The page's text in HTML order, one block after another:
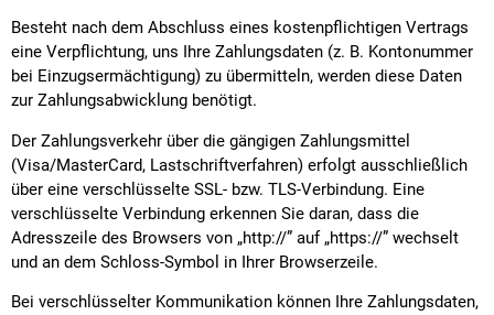
Besteht nach dem Abschluss eines kostenpflichtigen Vertrags
eine Verpflichtung, uns Ihre Zahlungsdaten (z. B. Kontonummer
bei Einzugsermächtigung) zu übermitteln, werden diese Daten
zur Zahlungsabwicklung benötigt.
Der Zahlungsverkehr über die gängigen Zahlungsmittel
(Visa/MasterCard, Lastschriftverfahren) erfolgt ausschließlich
über eine verschlüsselte SSL- bzw. TLS-Verbindung. Eine
verschlüsselte Verbindung erkennen Sie daran, dass die
Adresszeile des Browsers von „http://” auf „https://” wechselt
und an dem Schloss-Symbol in Ihrer Browserzeile.
Bei verschlüsselter Kommunikation können Ihre Zahlungsdaten,